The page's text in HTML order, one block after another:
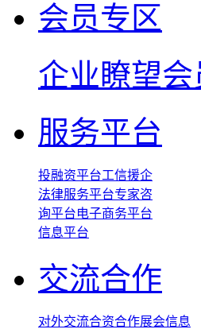
会员专区
企业瞭望会
服务平台
投融资平台工信援企
法律服务平台专家咨
询平台电子商务平台
信息平台
交流合作
对外交流合资合作展会信息